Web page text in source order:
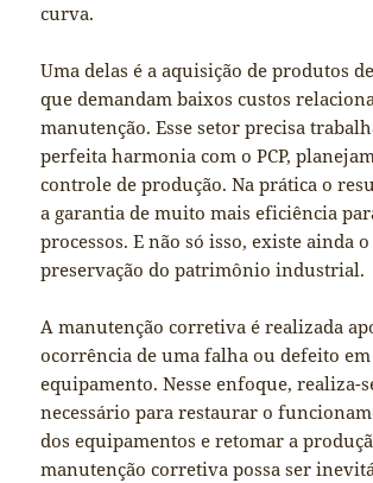
curva.
Uma delas é a aquisição de produtos
que demandam baixos custos
manutenção. Esse setor precisa
perfeita harmonia com o PCP,
controle de produção. Na prática o
a garantia de muito mais eficiência
processos. E não só isso, existe ainda
preservação do patrimônio industrial.
A manutenção corretiva é realizada
ocorrência de uma falha ou defeito
equipamento. Nesse enfoque, realiza-
necessário para restaurar o
dos equipamentos e retomar a
manutenção corretiva possa ser